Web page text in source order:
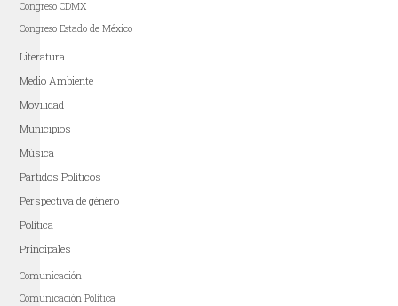
Congreso CDMX
Congreso Estado de México
Literatura
Medio Ambiente
Movilidad
Municipios
Música
Partidos Políticos
Perspectiva de género
Política
Principales
Comunicación
Comunicación Política